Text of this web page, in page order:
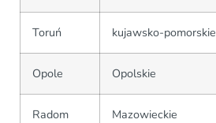
Toruń kujawsko-pomorskie
Opole Opolskie
Radom Mazowieckie